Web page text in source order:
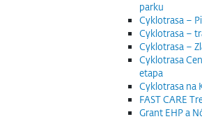
parku
Cyklotrasa –
Cyklotrasa –
Cyklotrasa –
Cyklotrasa
etapa
Cyklotrasa na
FAST CARE
Grant EHP a